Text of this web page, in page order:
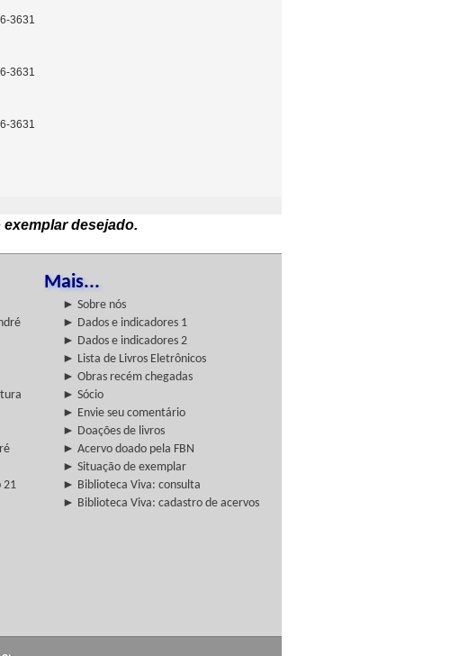
3631
3631
3631
desejado.
Mais...
► Sobre nós
► Dados e indicadores 1
► Dados e indicadores 2
► Lista de Livros Eletrônicos
► Obras recém chegadas
► Sócio
► Envie seu comentário
► Doações de livros
► Acervo doado pela FBN
► Situação de exemplar
21
► Biblioteca Viva: consulta
► Biblioteca Viva: cadastro de acervos